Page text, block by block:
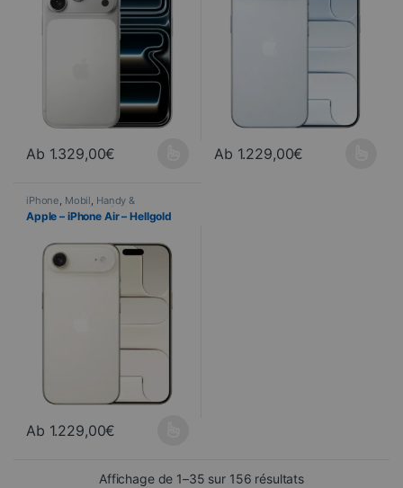
Ab 1.329,00€
Dieses Produkt ist in verschiedenen Ausführungen erhältlich.
Ab 1.229,00€
Dieses Produkt ist in
iPhone Mobil Handy &
Smartphone Telefonie
Apple – iPhone Air – Hellgold
Ab 1.229,00€
Dieses Produkt ist in verschiedenen Ausführungen erhältlich.
Affichage de 1–35 sur 156 résultatsSortiert vom